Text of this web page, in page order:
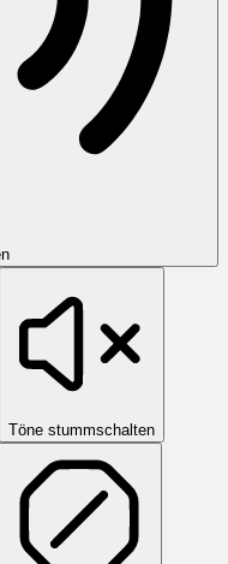
Töne stummschalten